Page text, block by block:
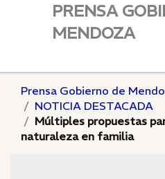
PRENSA
MENDOZA
Prensa Gobierno de
NOTICIA DESTACADA
Múltiples propuestas
naturaleza en familia